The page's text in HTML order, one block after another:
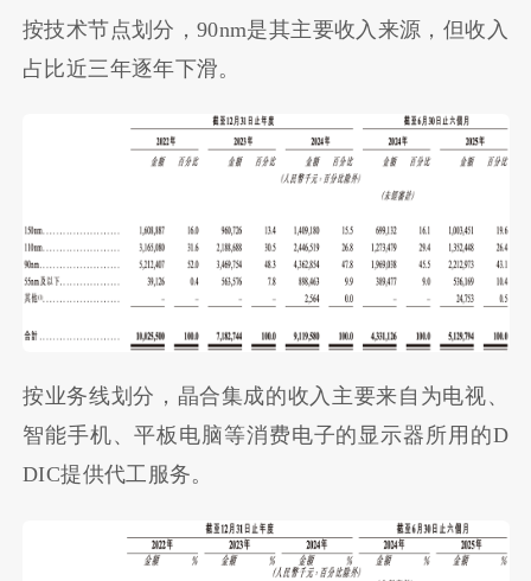
按技术节点划分，90nm是其主要收入来源，但收入
占比近三年逐年下滑。
按业务线划分，晶合集成的收入主要来自为电视、
智能手机、平板电脑等消费电子的显示器所用的D
DIC提供代工服务。